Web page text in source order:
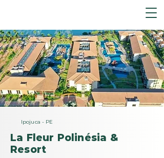
Ipojuca - PE
La Fleur Polinésia &
Resort